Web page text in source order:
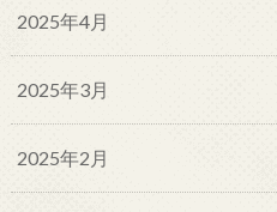
2025年4月
2025年3月
2025年2月